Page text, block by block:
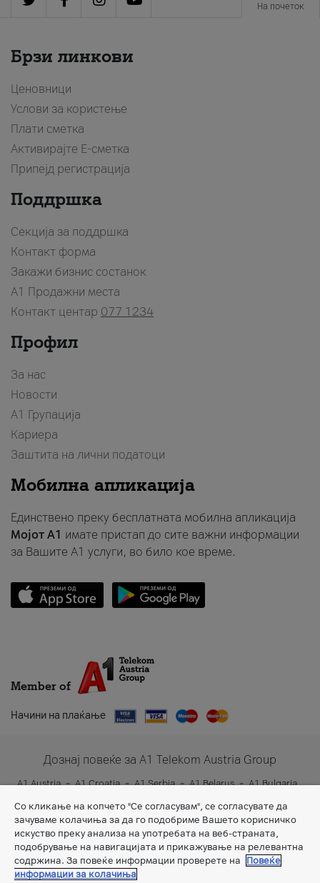
На почеток
Брзи линкови
Ценовници
Услови за користење
Плати сметка
Активирајте Е-сметка
Припејд регистрација
Поддршка
Секција за поддршка
Контакт форма
Закажи бизнис состанок
A1 Продажни места
Контакт центар 077 1234
Профил
За нас
Новости
А1 Групација
Кариера
Заштита на лични податоци
Мобилна апликација
Единствено преку бесплатната мобилна апликација
Мојот A1 имате пристап до сите важни информации
за Вашите A1 услуги, во било кое време.
Member of
Начини на плаќање
Дознај повеќе за A1 Telekom Austria Group
A1 Austria A1 Croatia A1 Serbia A1 Belarus
A1 Bulgaria
A1 Slovenia
A1 Digital
Со кликање на копчето "Се согласувам", се согласувате да
зачуваме колачиња за да го подобриме Вашето корисничко
искуство преку анализа на употребата на веб-страната,
подобрување на навигацијата и прикажување на релевантна
содржина. За повеќе информации проверете на
Повеќе
информации за колачиња